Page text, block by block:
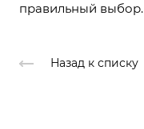
правильный выбор.
Назад к списку